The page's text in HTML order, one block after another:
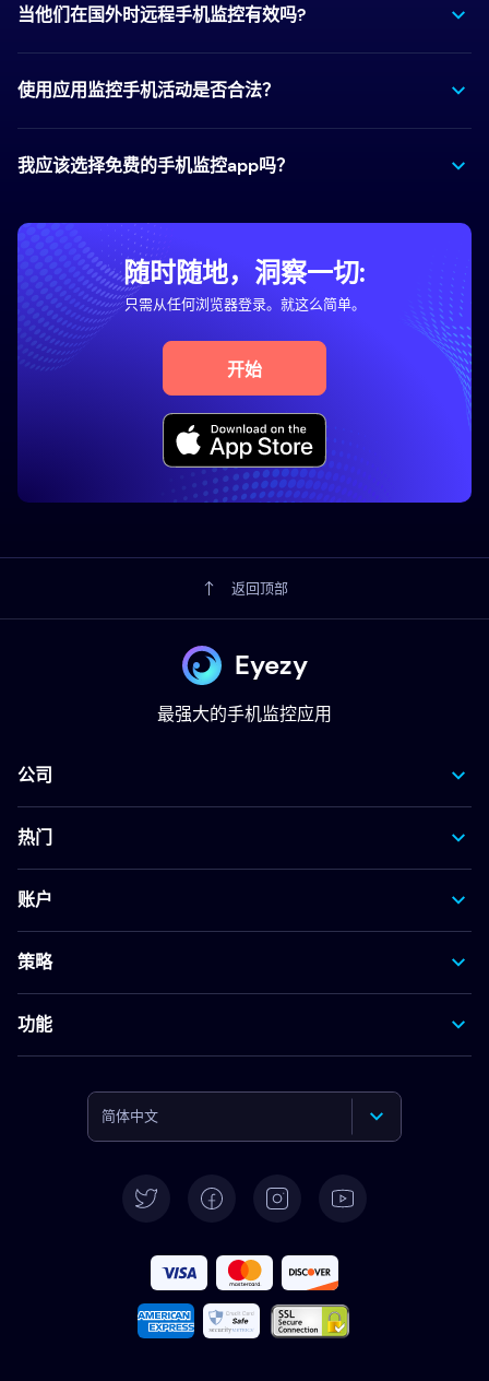
当他们在国外时远程手机监控有效吗?
使用应用监控手机活动是否合法？
我应该选择免费的手机监控app吗？
随时随地，洞察一切:
只需从任何浏览器登录。就这么简单。
开始
返回顶部
Eyezy
最强大的手机监控应用
公司
热门
账户
策略
功能
简体中文
Deutsch
Español
Français